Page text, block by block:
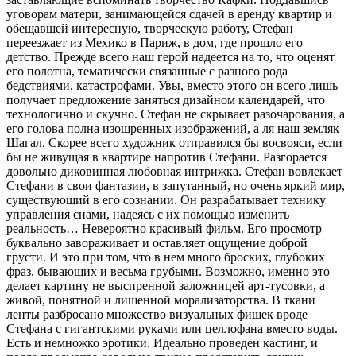
уговорам матери, занимающейся сдачей в аренду квартир и
обещавшей интересную, творческую работу, Стефан
переезжает из Мехико в Париж, в дом, где прошло его
детство. Прежде всего наш герой надеется на то, что оценят
его полотна, тематически связанные с разного рода
бедствиями, катастрофами. Увы, вместо этого он всего лишь
получает предложение заняться дизайном календарей, что
технологично и скучно. Стефан не скрывает разочарования, а
его голова полна изощренных изображений, а ля наш земляк
Шагал. Скорее всего художник отправился бы восвояси, если
бы не живущая в квартире напротив Стефани. Разгорается
довольно диковинная любовная интрижка. Стефан вовлекает
Стефани в свои фантазии, в запутанный, но очень яркий мир,
существующий в его сознании. Он разрабатывает технику
управления снами, надеясь с их помощью изменить
реальность… Невероятно красивый фильм. Его просмотр
буквально завораживает и оставляет ощущение доброй
грусти. И это при том, что в нем много броских, глубоких
фраз, бывающих и весьма грубыми. Возможно, именно это
делает картину не выспренной заложницей арт-тусовки, а
живой, понятной и лишенной морализаторства. В ткани
ленты разбросано множество визуальных фишек вроде
Стефана с гигантскими руками или целлофана вместо воды.
Есть и немножко эротики. Идеально проведен кастинг, и